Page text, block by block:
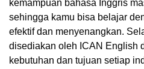
kemampuan bahasa Inggris
sehingga kamu bisa belajar
efektif dan menyenangkan.
disediakan oleh ICAN English
kebutuhan dan tujuan setiap